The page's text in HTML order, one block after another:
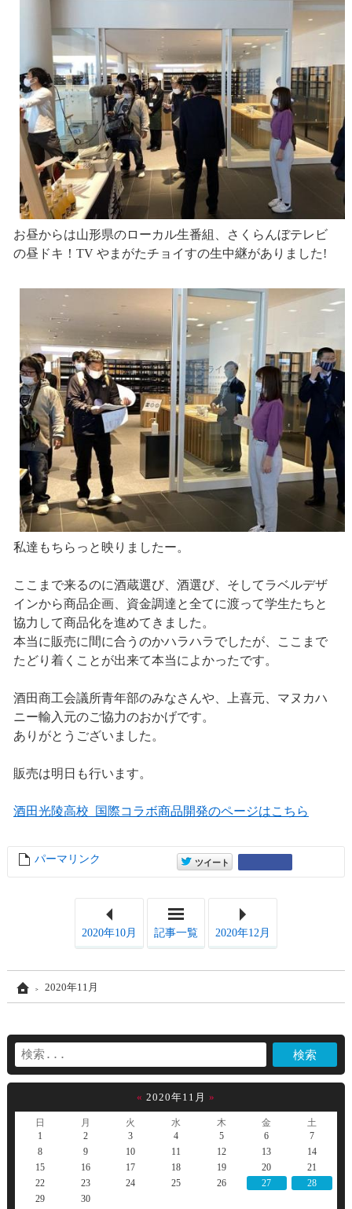
お昼からは山形県のローカル生番組、さくらんぼテレビ
の昼ドキ！TV やまがたチョイすの生中継がありました!
私達もちらっと映りましたー。
ここまで来るのに酒蔵選び、酒選び、そしてラベルデザ
インから商品企画、資金調達と全てに渡って学生たちと
協力して商品化を進めてきました。
本当に販売に間に合うのかハラハラでしたが、ここまで
たどり着くことが出来て本当によかったです。
酒田商工会議所青年部のみなさんや、上喜元、マヌカハ
ニー輸入元のご協力のおかげです。
ありがとうございました。
販売は明日も行います。
酒田光陵高校_国際コラボ商品開発のページはこちら
パーマリンク entry14598
ツイート
2020年10月 記事一覧 2020年12月
Home2020年11月
« 2020年11月 »
日 月 火 水 木 金
土
1
2 3 4 5 6
7
8
9 10 11 12 13
14
15
16 17 18 19 20
21
22
23 24 25 26 27
28
29
30